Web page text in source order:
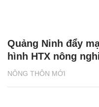
NÔNG THÔN MỚI
Quảng Ninh đẩy
hình HTX nông